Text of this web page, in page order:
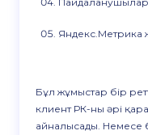
Яндекс.Метрика
Бұл жұмыстар бір
клиент РК-ны әрі
айналысады. Немесе